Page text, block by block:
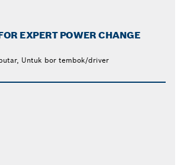
EXPERT POWER CHANGE
Untuk bor tembok/driver